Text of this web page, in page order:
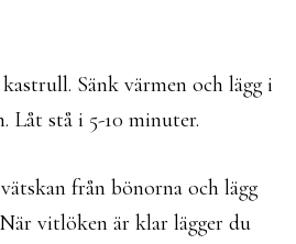
Sänk värmen och lägg i
Låt stå i 5-10 minuter.
från bönorna och lägg
vitlöken är klar lägger du